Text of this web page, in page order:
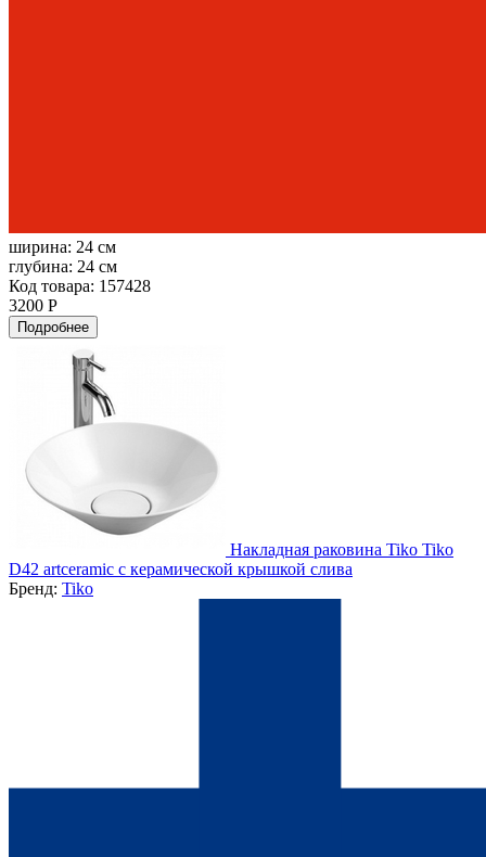
ширина: 24 см
глубина: 24 см
Код товара: 157428
3200 Р
Подробнее
Накладная раковина Tiko Tiko
D42 artceramic с керамической крышкой слива
Бренд: Tiko